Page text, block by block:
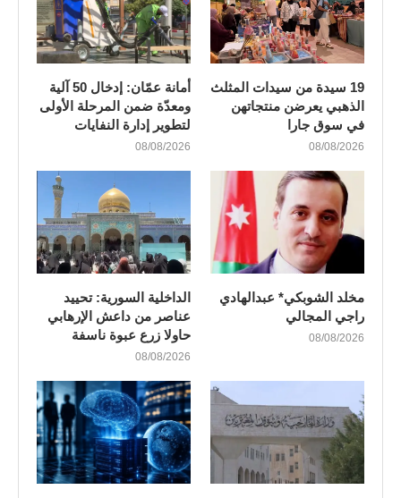
19 سيدة من سيدات المثلث
الذهبي يعرضن منتجاتهن
في سوق جارا
08/08/2026
أمانة عمّان: إدخال 50 آلية
ومعدّة ضمن المرحلة الأولى
لتطوير إدارة النفايات
08/08/2026
مخلد الشوبكي* عبدالهادي
راجي المجالي
08/08/2026
الداخلية السورية: تحييد
عناصر من داعش الإرهابي
حاولا زرع عبوة ناسفة
08/08/2026